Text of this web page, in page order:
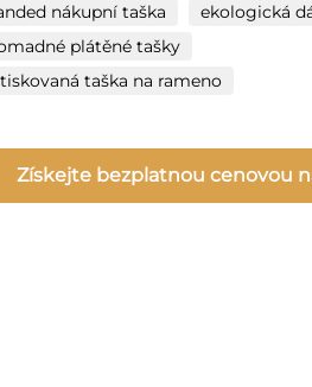
nákupní taška
ekologická
plátěné tašky
taška na rameno
Získejte bezplatnou cenovou